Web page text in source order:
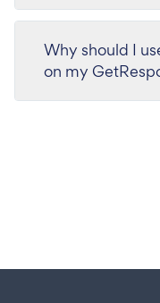
Why should I
on my